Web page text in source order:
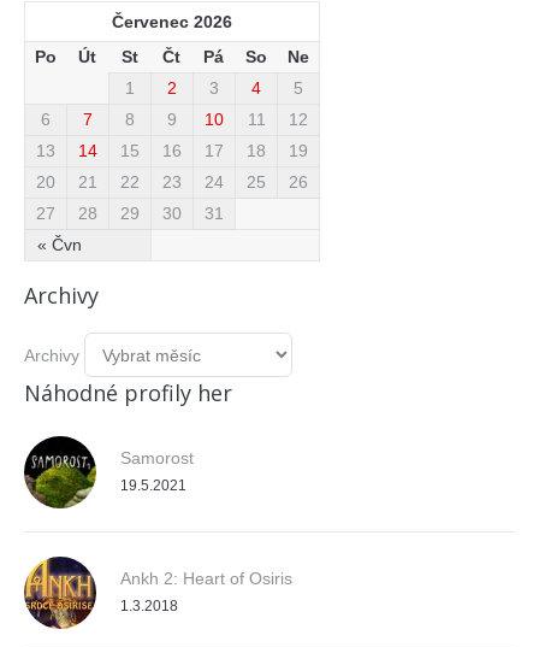
Červenec 2026
Po
Út St Čt Pá So Ne
« Čvn
1 2 3 4
5
6
7 8 9 10 11
12
13
14 15 16 17 18
19
20
21 22 23 24 25
26
27
28 29 30 31
Archivy
Archivy
Náhodné profily her
Samorost
19.5.2021
Ankh 2: Heart of Osiris
1.3.2018